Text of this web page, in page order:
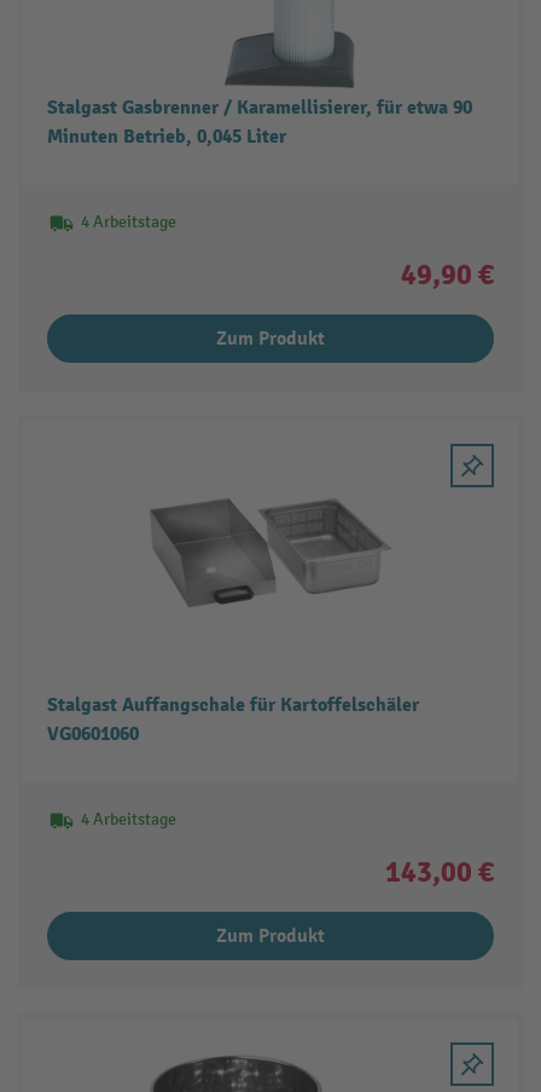
Stalgast Gasbrenner / Karamellisierer, für etwa 90
Minuten Betrieb, 0,045 Liter
4 Arbeitstage
49,90 €
Zum Produkt
Stalgast Auffangschale für Kartoffelschäler
VG0601060
4 Arbeitstage
143,00 €
Zum Produkt